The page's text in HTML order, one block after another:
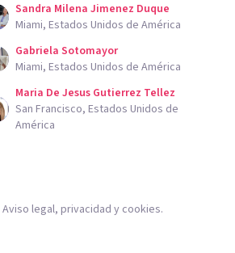
Sandra Milena Jimenez Duque
Miami, Estados Unidos de América
Gabriela Sotomayor
Miami, Estados Unidos de América
Maria De Jesus Gutierrez Tellez
San Francisco, Estados Unidos de
América
Aviso legal, privacidad y cookies.